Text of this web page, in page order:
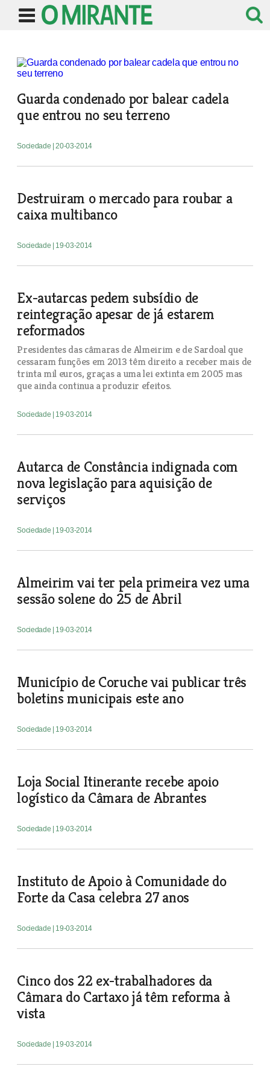
Guarda condenado por balear cadela
que entrou no seu terreno
Sociedade | 20-03-2014
Destruiram o mercado para roubar a
caixa multibanco
Sociedade | 19-03-2014
Ex-autarcas pedem subsídio de
reintegração apesar de já estarem
reformados
Presidentes das câmaras de Almeirim e de Sardoal que
cessaram funções em 2013 têm direito a receber mais de
trinta mil euros, graças a uma lei extinta em 2005 mas
que ainda continua a produzir efeitos.
Sociedade | 19-03-2014
Autarca de Constância indignada com
nova legislação para aquisição de
serviços
Sociedade | 19-03-2014
Almeirim vai ter pela primeira vez uma
sessão solene do 25 de Abril
Sociedade | 19-03-2014
Município de Coruche vai publicar três
boletins municipais este ano
Sociedade | 19-03-2014
Loja Social Itinerante recebe apoio
logístico da Câmara de Abrantes
Sociedade | 19-03-2014
Instituto de Apoio à Comunidade do
Forte da Casa celebra 27 anos
Sociedade | 19-03-2014
Cinco dos 22 ex-trabalhadores da
Câmara do Cartaxo já têm reforma à
vista
Sociedade | 19-03-2014